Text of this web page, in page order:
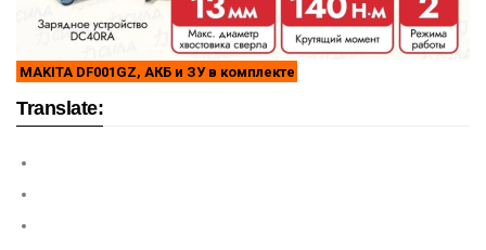
MAKITA DF001GZ, АКБ и ЗУ в комплекте
Translate: